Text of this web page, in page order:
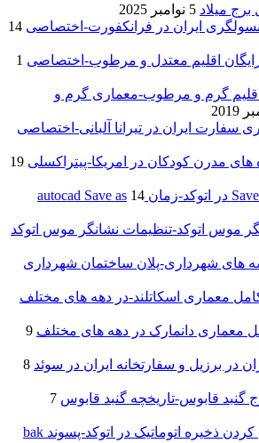
برج میلاد 5 نوامبر 2025
ایران در فرانکفورت-اختصاصی 14
رایگان اقلیم معتدل و مرطوب-اختصاصی 1
اقلیم گرم و مرطوب-معماری گرم و
سفارت ایران در تیرانا آلبانی-اختصاصی
های مدرن کودکان در امریکا-پیتراکسلی 19
14
موس اتوکد-تنظیمات نشانگر موس اتوکد
های شهرداری-پلان ساختمان شهرداری
معماری اسکاتلند-در دهه های مختلف
معماری دانمارک در دهه های مختلف 9
در برزیل و سفارتخانه ایران در سوئد 8
گنبد قابوس-تاریخچه گنبد قابوس 7
فعال یا غیر فعال کردن ذخیره اتوماتیک در اتوکد-پسوند bak